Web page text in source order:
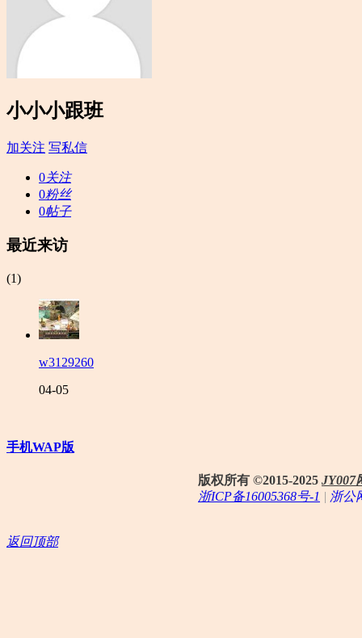
小小小跟班
加关注 写私信
0关注
0粉丝
0帖子
最近来访
(1)
w3129260
04-05
手机WAP版
版权所有 ©2015-2025 JY007
浙ICP备16005368号-1 | 浙公
返回顶部